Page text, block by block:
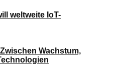
weltweite IoT-
Wachstum,